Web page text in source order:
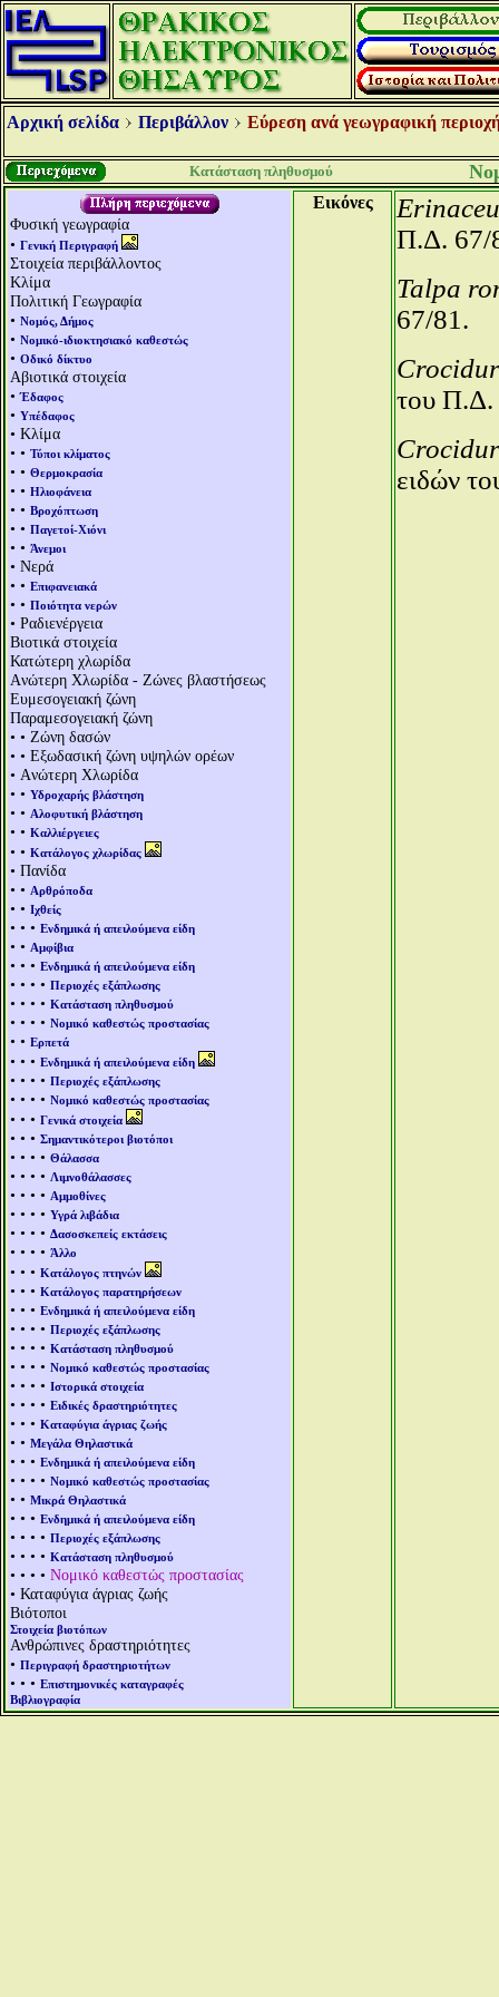
Αρχική σελίδα Περιβάλλον Εύρεση ανά γεωγραφική
Κατάσταση πληθυσμού
Φυσική γεωγραφία
• Γενική Περιγραφή
Στοιχεία περιβάλλοντος
Κλίμα
Πολιτική Γεωγραφία
• Νομός, Δήμος
• Νομικό-ιδιοκτησιακό καθεστώς
• Οδικό δίκτυο
Αβιοτικά στοιχεία
•Έδαφος
• Υπέδαφος
• Κλίμα
• • Τύποι κλίματος
• • Θερμοκρασία
• • Ηλιοφάνεια
• • Βροχόπτωση
• • Παγετοί-Χιόνι
• • Άνεμοι
• Νερά
• • Επιφανειακά
• • Ποιότητα νερών
• Ραδιενέργεια
Βιοτικά στοιχεία
Κατώτερη χλωρίδα
Aνώτερη Χλωρίδα - Ζώνες βλαστήσεως
Ευμεσογειακή ζώνη
Παραμεσογειακή ζώνη
• • Ζώνη δασών
• • Εξωδασική ζώνη υψηλών ορέων
• Aνώτερη Χλωρίδα
• • Υδροχαρής βλάστηση
• • Αλοφυτική βλάστηση
• • Καλλιέργειες
• • Κατάλογος χλωρίδας
• Πανίδα
• • Αρθρόποδα
• • Ιχθείς
• • • Ενδημικά ή απειλούμενα είδη
• • Αμφίβια
• • • Ενδημικά ή απειλούμενα είδη
• • • • Περιοχές εξάπλωσης
• • • • Κατάσταση πληθυσμού
• • • • Νομικό καθεστώς προστασίας
• • Ερπετά
• • • Ενδημικά ή απειλούμενα είδη
• • • • Περιοχές εξάπλωσης
• • • • Νομικό καθεστώς προστασίας
• • • Γενικά στοιχεία
• • • Σημαντικότεροι βιοτόποι
• • • • Θάλασσα
• • • • Λιμνοθάλασσες
• • • • Αμμοθίνες
• • • • Υγρά λιβάδια
• • • • Δασοσκεπείς εκτάσεις
• • • • Άλλο
• • • Κατάλογος πτηνών
• • • Κατάλογος παρατηρήσεων
• • • Ενδημικά ή απειλούμενα είδη
• • • • Περιοχές εξάπλωσης
• • • • Κατάσταση πληθυσμού
• • • • Νομικό καθεστώς προστασίας
• • • • Ιστορικά στοιχεία
• • • • Ειδικές δραστηριότητες
• • • Καταφύγια άγριας ζωής
• • Μεγάλα Θηλαστικά
• • • Ενδημικά ή απειλούμενα είδη
• • • • Νομικό καθεστώς προστασίας
• • Μικρά Θηλαστικά
• • • Ενδημικά ή απειλούμενα είδη
• • • • Περιοχές εξάπλωσης
• • • • Κατάσταση πληθυσμού
• • • • Νομικό καθεστώς προστασίας
• Καταφύγια άγριας ζωής
Βιότοποι
Στοιχεία βιοτόπων
Ανθρώπινες δραστηριότητες
• Περιγραφή δραστηριοτήτων
• • • Επιστημονικές καταγραφές
Βιβλιογραφία
Εικόνες
Π.Δ. 67/
Talpa
67/81.
του Π.Δ.
ειδών